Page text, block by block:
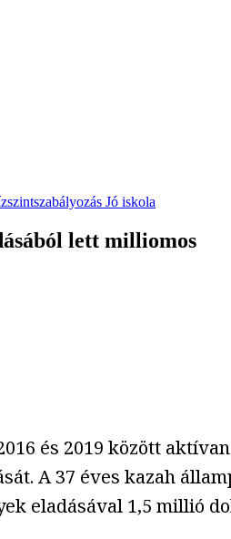
Jó iskola
lett milliomos
és 2019 között
A 37 éves kazah
eladásával 1,5 millió